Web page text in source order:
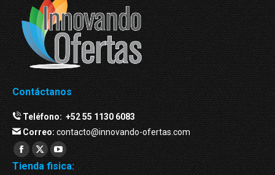
Contáctanos
Teléfono:+52 55 1130 6083
Correo:contacto@innovando-ofertas.com
Facebook
page
Twitter
page
YouTube
page
Tienda fisica: